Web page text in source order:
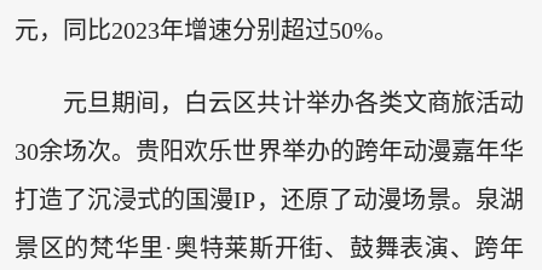
元，同比2023年增速分别超过50%。
元旦期间，白云区共计举办各类文商旅活动
30余场次。贵阳欢乐世界举办的跨年动漫嘉年华
打造了沉浸式的国漫IP，还原了动漫场景。泉湖
景区的梵华里·奥特莱斯开街、鼓舞表演、跨年